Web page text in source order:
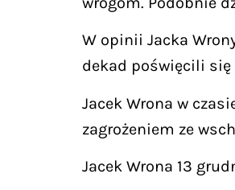
W opinii Jacka
dekad poświęcili
Jacek Wrona w
zagrożeniem ze
Jacek Wrona 13